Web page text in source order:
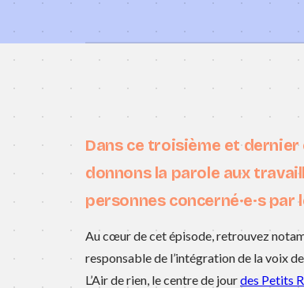
Dans ce troisième et dernier
donnons la parole aux
personnes concerné·e·spar
Au cœur de cet épisode, retrouvez
responsable de l’intégration de la voix
L’Air de rien, le centre de jourdes Petits